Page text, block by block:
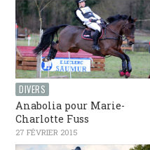
DIVERS
Anabolia pour Marie-
Charlotte Fuss
27 FÉVRIER 2015